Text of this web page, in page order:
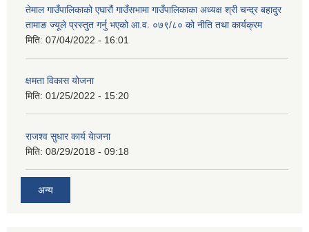
तेमाल गाउँपालिकाको एघारौं गाउँसभामा गाउँपालिकाका अध्यक्ष श्री चन्द्र बहादुर
तामाङ ज्यूले प्रस्तुत गर्नु भएको आ.व. ०७९/८० को नीति तथा कार्यक्रम
मिति: 07/04/2022 - 16:01
क्षमता विकास योजना
मिति: 01/25/2022 - 15:20
राजश्व सुधार कार्य येाजना
मिति: 08/29/2018 - 09:18
अन्य